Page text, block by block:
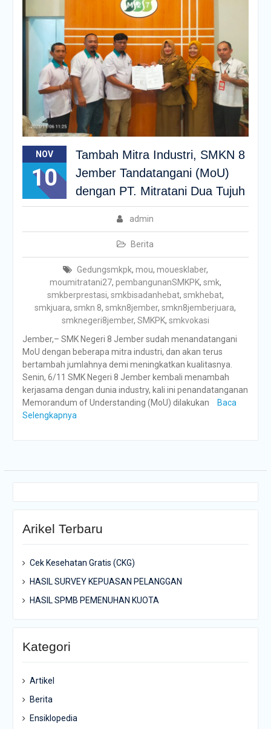
NOV
10
Tambah Mitra Industri, SMKN 8
Jember Tandatangani (MoU)
dengan PT. Mitratani Dua Tujuh
admin
Berita
Gedungsmkpk, mou, mouesklaber,
moumitratani27, pembangunanSMKPK, smk,
smkberprestasi, smkbisadanhebat, smkhebat,
smkjuara,smkn 8,smkn8jember,smkn8jemberjuara,
smknegeri8jember, SMKPK, smkvokasi
Jember,– SMK Negeri 8 Jember sudah menandatangani
MoU dengan beberapa mitra industri, dan akan terus
bertambah jumlahnya demi meningkatkan kualitasnya.
Senin, 6/11 SMK Negeri 8 Jember kembali menambah
kerjasama dengan dunia industry, kali ini penandatanganan
Memorandum of Understanding (MoU) dilakukan
Baca
Selengkapnya
Arikel Terbaru
Cek Kesehatan Gratis (CKG)
HASIL SURVEY KEPUASAN PELANGGAN
HASIL SPMB PEMENUHAN KUOTA
Kategori
Artikel
Berita
Ensiklopedia